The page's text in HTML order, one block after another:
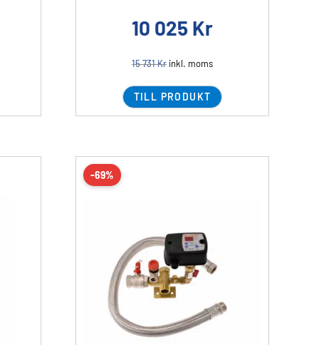
10 025 Kr
15 731Kr inkl. moms
TILL PRODUKT
-69%